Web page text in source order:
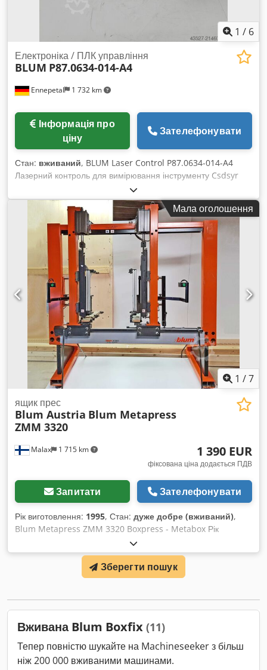
1 / 6
Ennepetal 1 732 km
Електроніка / ПЛК управління
BLUM P87.0634-014-A4
ціну
Зателефонувати
Стан: вживаний, BLUM Laser Control P87.0634-014-A4
Лазерний контроль для вимірювання інструменту Csdsyr
Мала оголошення
1 /7
Malax 1 715 km
ящик прес
Blum Austria Blum Metapress
ZMM 3320
1 390 EUR
фіксована ціна додається ПДВ
Запитати Зателефонувати
Рік виготовлення: 1995, Стан: дуже добре (вживаний),
Blum Metapress ZMM 3320 Boxpress - Metabox Рік
випуску: 1995 Серійний номер: AA77 Cedpfx Acsfgrgrjlorf
Довжина бігунка: мін. 270 мм, макс. 650 мм Ширина
корпусу: мін. 300 мм, макс. 1200 мм Товщина дна: мін. 13
мм, макс. 16 мм Пневматичний прес горизонтальний та
Зберегти пошук
Вживана Blum Boxfix (11)
Тепер повністю шукайте на Machineseeker з більш
ніж 200 000 вживаними машинами.